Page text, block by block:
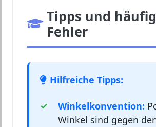
Tipps und
Fehler
Hilfreiche Tipps:
Winkelkonvention:
Winkel sind gegen